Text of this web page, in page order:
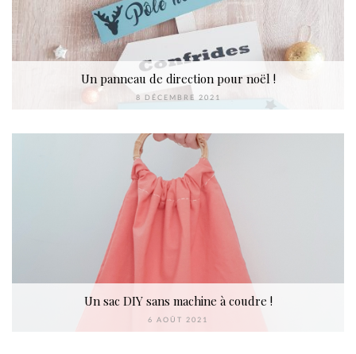
Un panneau de direction pour noël !
8 DÉCEMBRE 2021
Un sac DIY sans machine à coudre !
6 AOÛT 2021